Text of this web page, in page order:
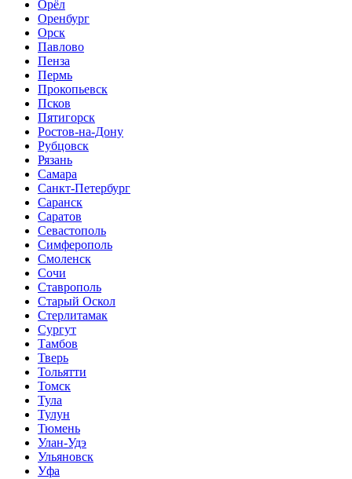
Орёл
Оренбург
Орск
Павлово
Пенза
Пермь
Прокопьевск
Псков
Пятигорск
Ростов-на-Дону
Рубцовск
Рязань
Самара
Санкт-Петербург
Саранск
Саратов
Севастополь
Симферополь
Смоленск
Сочи
Ставрополь
Старый Оскол
Стерлитамак
Сургут
Тамбов
Тверь
Тольятти
Томск
Тула
Тулун
Тюмень
Улан-Удэ
Ульяновск
Уфа